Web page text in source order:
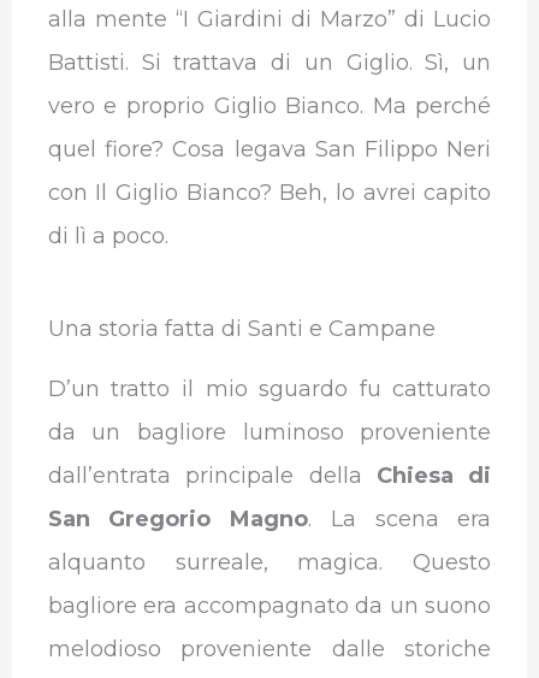
alla mente “I Giardini di Marzo” di Lucio
Battisti. Si trattava di un Giglio. Sì, un
vero e proprio Giglio Bianco. Ma perché
quel fiore? Cosa legava San Filippo Neri
con Il Giglio Bianco? Beh, lo avrei capito
di lì a poco.
Una storia fatta di Santi e Campane
D’un tratto il mio sguardo fu catturato
da un bagliore luminoso proveniente
dall’entrata principale della Chiesa di
San Gregorio Magno. La scena era
alquanto surreale, magica. Questo
bagliore era accompagnato da un suono
melodioso proveniente dalle storiche